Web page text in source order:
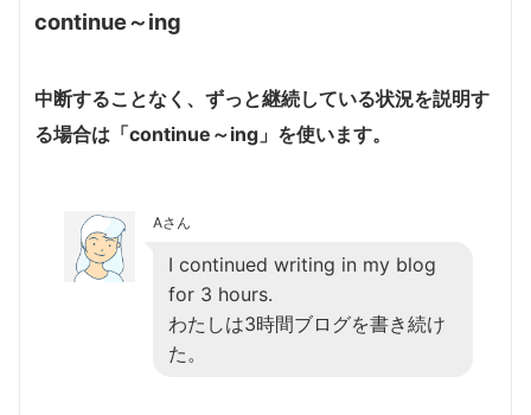
continue～ing
中断することなく、ずっと継続している状況を説明す
る場合は「continue～ing」を使います。
Aさん
I continued writing in my blog
for 3 hours.
わたしは3時間ブログを書き続け
た。